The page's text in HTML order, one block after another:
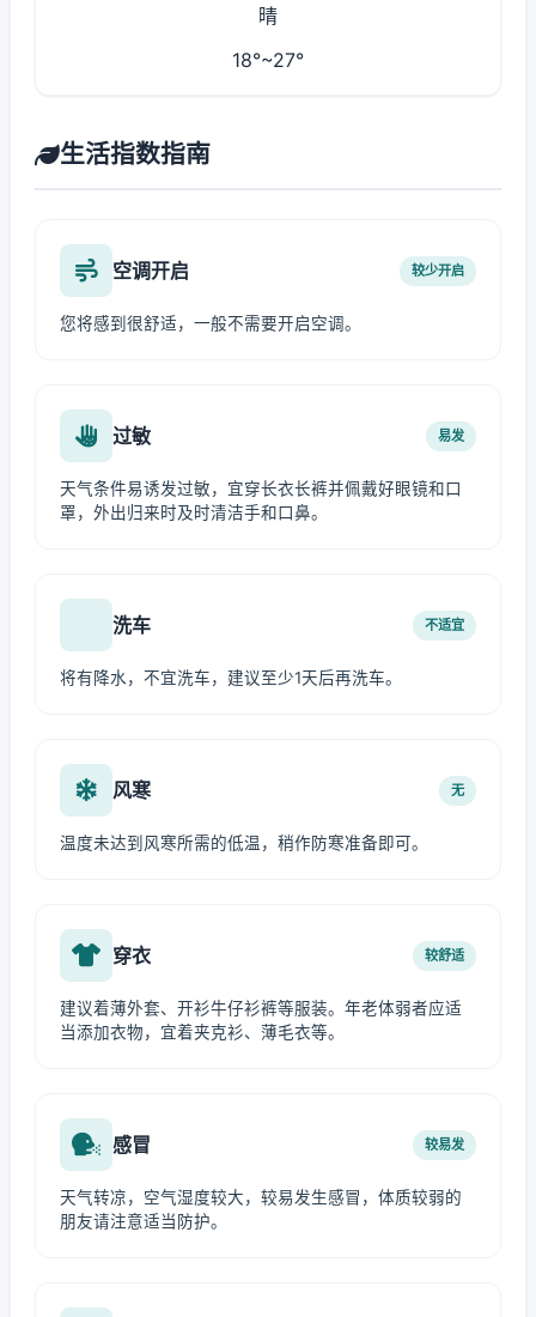
晴
18°~27°
生活指数指南
空调开启 较少开启
您将感到很舒适，一般不需要开启空调。
过敏 易发
天气条件易诱发过敏，宜穿长衣长裤并佩戴好眼镜和口
罩，外出归来时及时清洁手和口鼻。
洗车 不适宜
将有降水，不宜洗车，建议至少1天后再洗车。
风寒 无
温度未达到风寒所需的低温，稍作防寒准备即可。
穿衣 较舒适
建议着薄外套、开衫牛仔衫裤等服装。年老体弱者应适
当添加衣物，宜着夹克衫、薄毛衣等。
感冒 较易发
天气转凉，空气湿度较大，较易发生感冒，体质较弱的
朋友请注意适当防护。